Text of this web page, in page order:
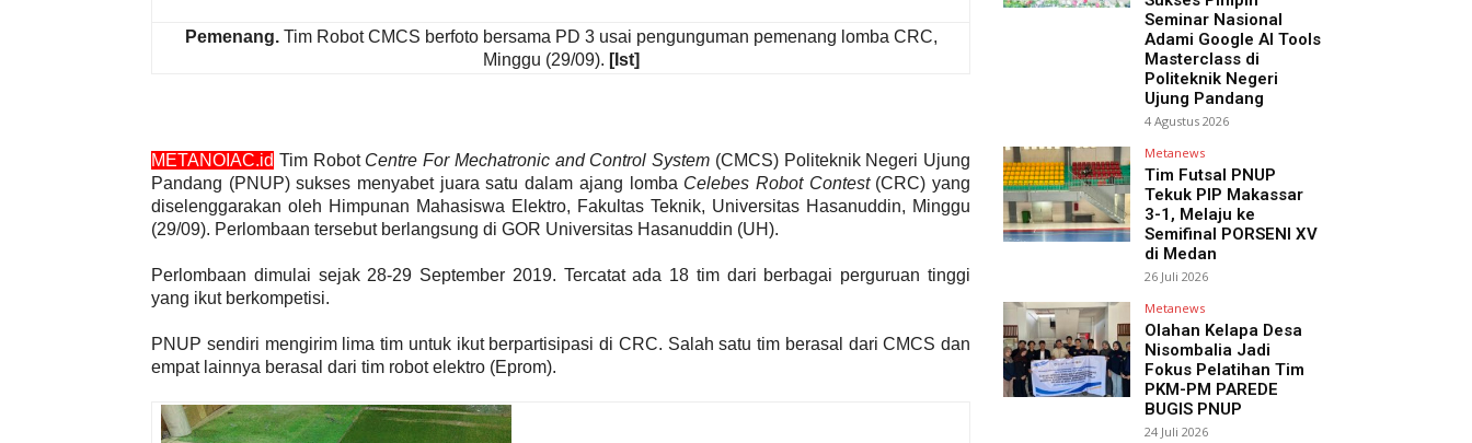
Pemenang. Tim Robot CMCS berfoto bersama PD 3 usai pengunguman pemenang lomba CRC,
Minggu (29/09). [Ist]
METANOIAC.id Tim Robot Centre For Mechatronic and Control System (CMCS) Politeknik Negeri Ujung
Pandang (PNUP) sukses menyabet juara satu dalam ajang lomba Celebes Robot Contest(CRC) yang
diselenggarakan oleh Himpunan Mahasiswa Elektro, Fakultas Teknik, Universitas Hasanuddin, Minggu
(29/09). Perlombaan tersebut berlangsung di GOR Universitas Hasanuddin (UH).
Perlombaan dimulai sejak 28-29 September 2019. Tercatat ada 18 tim dari berbagai perguruan tinggi
yang ikut berkompetisi.
PNUP sendiri mengirim lima tim untuk ikut berpartisipasi di CRC. Salah satu tim berasal dari CMCS dan
empat lainnya berasal dari tim robot elektro (Eprom).
Seminar Nasional
Adami Google AI Tools
Masterclass di
Politeknik Negeri
Ujung Pandang
4 Agustus 2026
Metanews
Tim Futsal PNUP
Tekuk PIP Makassar
3-1, Melaju ke
Semifinal PORSENI XV
di Medan
26 Juli 2026
Metanews
Olahan Kelapa Desa
Nisombalia Jadi
Fokus Pelatihan Tim
PKM-PM PAREDE
BUGIS PNUP
24 Juli 2026